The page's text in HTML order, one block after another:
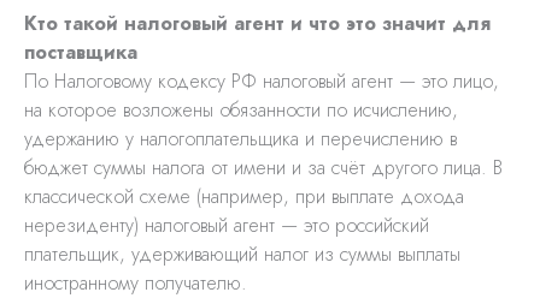
Кто такой налоговый агент и что это значит для
поставщика
По Налоговому кодексу РФ налоговый агент — это лицо,
на которое возложены обязанности по исчислению,
удержанию у налогоплательщика и перечислению в
бюджет суммы налога от имени и за счёт другого лица. В
классической схеме (например, при выплате дохода
нерезиденту) налоговый агент — это российский
плательщик, удерживающий налог из суммы выплаты
иностранному получателю.